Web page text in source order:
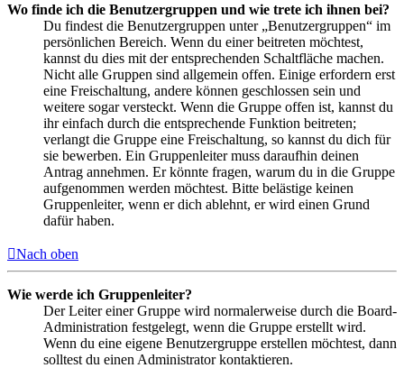
Wo finde ich die Benutzergruppen und wie trete ich ihnen bei?
Du findest die Benutzergruppen unter „Benutzergruppen“ im
persönlichen Bereich. Wenn du einer beitreten möchtest,
kannst du dies mit der entsprechenden Schaltfläche machen.
Nicht alle Gruppen sind allgemein offen. Einige erfordern erst
eine Freischaltung, andere können geschlossen sein und
weitere sogar versteckt. Wenn die Gruppe offen ist, kannst du
ihr einfach durch die entsprechende Funktion beitreten;
verlangt die Gruppe eine Freischaltung, so kannst du dich für
sie bewerben. Ein Gruppenleiter muss daraufhin deinen
Antrag annehmen. Er könnte fragen, warum du in die Gruppe
aufgenommen werden möchtest. Bitte belästige keinen
Gruppenleiter, wenn er dich ablehnt, er wird einen Grund
dafür haben.
Nach oben
Wie werde ich Gruppenleiter?
Der Leiter einer Gruppe wird normalerweise durch die Board-
Administration festgelegt, wenn die Gruppe erstellt wird.
Wenn du eine eigene Benutzergruppe erstellen möchtest, dann
solltest du einen Administrator kontaktieren.